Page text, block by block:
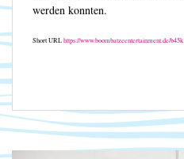
werden konnten.
Short URLhttps://www.boombatzeentertainment.de/b45k